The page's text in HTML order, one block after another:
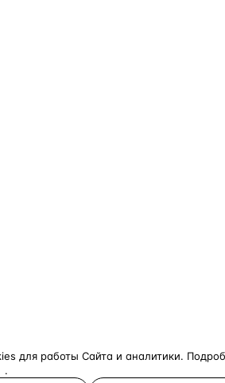
для работы Сайта и аналитики.
.